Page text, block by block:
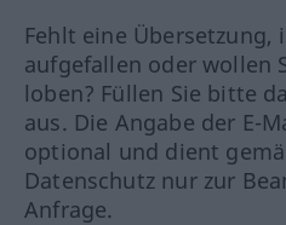
Fehlt eine Übersetzung,
aufgefallen oder wollen
loben? Füllen Sie bitte
aus. Die Angabe der E-
optional und dient
Datenschutz nur zur
Anfrage.